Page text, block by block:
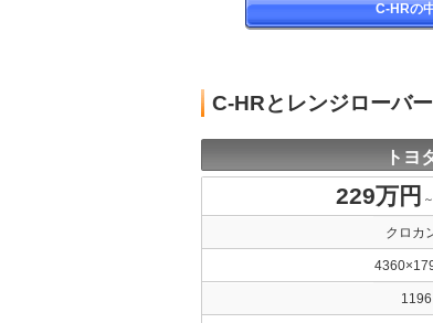
C-HRの
C-HRとレンジローバ
トヨ
229万円 ～
クロカ